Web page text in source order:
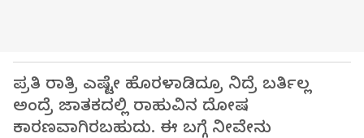
ಪ್ರತಿ ರಾತ್ರಿ ಎಷ್ಟೇ ಹೊರಳಾಡಿದ್ರೂ ನಿದ್ರೆ ಬರ್ತಿಲ್ಲ
ಅಂದ್ರೆ ಜಾತಕದಲ್ಲಿ ರಾಹುವಿನ ದೋಷ
ಕಾರಣವಾಗಿರಬಹುದು. ಈ ಬಗ್ಗೆ ನೀವೇನು